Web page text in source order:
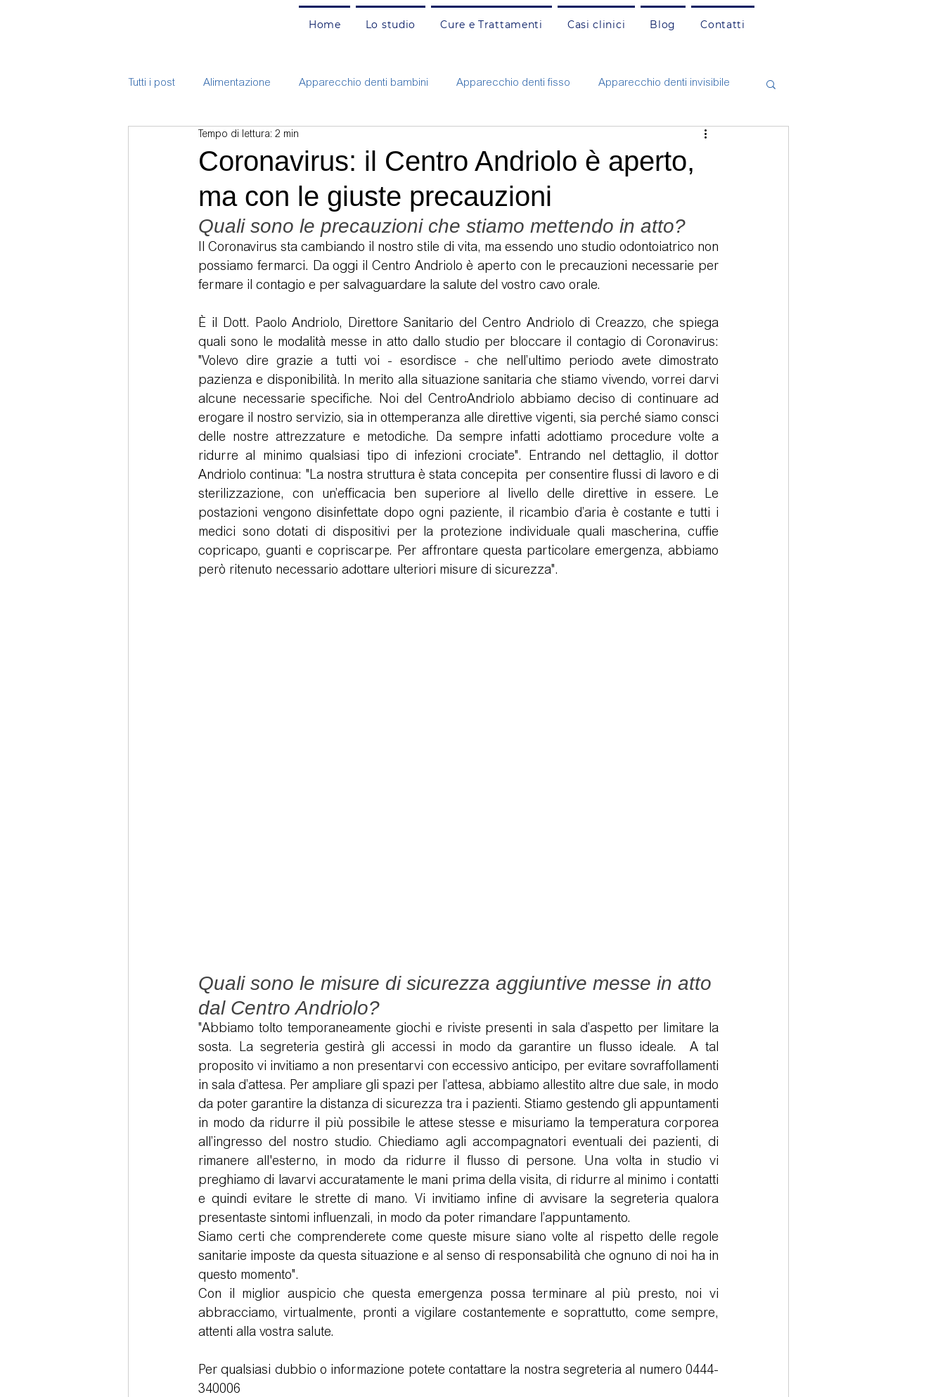
Home Lo studio Cure e Trattamenti Casi clinici Blog Contatti
Tutti i post Alimentazione Apparecchio denti bambini Apparecchio denti fisso Apparecchio denti invisibile
Bite Branding Cefalea
Corsi Endodonzia Faccette estetiche Gengivite e parodontite
Implantologia Mal-occlusione Protesi fissa e mobile Pulizia e prevenzione adulti
Sedazione cosciente Tecnologie Video Testimonianze Visita di controllo Posturologia
Coronavirus: il Centro Andriolo è aperto,
ma con le giuste precauzioni
Tempo di lettura: 2 min
Quali sono le precauzioni che stiamo mettendo in atto?
Il Coronavirus sta cambiando il nostro stile di vita, ma essendo uno studio odontoiatrico non
possiamo fermarci. Da oggi il Centro Andriolo è aperto con le precauzioni necessarie per
fermare il contagio e per salvaguardare la salute del vostro cavo orale.
È il Dott. Paolo Andriolo, Direttore Sanitario del Centro Andriolo di Creazzo, che spiega
quali sono le modalità messe in atto dallo studio per bloccare il contagio di Coronavirus:
"Volevo dire grazie a tutti voi - esordisce - che nell’ultimo periodo avete dimostrato
pazienza e disponibilità. In merito alla situazione sanitaria che stiamo vivendo, vorrei darvi
alcune necessarie specifiche. Noi del CentroAndriolo abbiamo deciso di continuare ad
erogare il nostro servizio, sia in ottemperanza alle direttive vigenti, sia perché siamo consci
delle nostre attrezzature e metodiche. Da sempre infatti adottiamo procedure volte a
ridurre al minimo qualsiasi tipo di infezioni crociate". Entrando nel dettaglio, il dottor
Andriolo continua: "La nostra struttura è stata concepita  per consentire flussi di lavoro e di
sterilizzazione, con un’efficacia ben superiore al livello delle direttive in essere. Le
postazioni vengono disinfettate dopo ogni paziente, il ricambio d’aria è costante e tutti i
medici sono dotati di dispositivi per la protezione individuale quali mascherina, cuffie
copricapo, guanti e copriscarpe. Per affrontare questa particolare emergenza, abbiamo
però ritenuto necessario adottare ulteriori misure di sicurezza".
Quali sono le misure di sicurezza aggiuntive messe in atto
dal Centro Andriolo?
"Abbiamo tolto temporaneamente giochi e riviste presenti in sala d’aspetto per limitare la
sosta. La segreteria gestirà gli accessi in modo da garantire un flusso ideale.  A tal
proposito vi invitiamo a non presentarvi con eccessivo anticipo, per evitare sovraffollamenti
in sala d’attesa. Per ampliare gli spazi per l’attesa, abbiamo allestito altre due sale, in modo
da poter garantire la distanza di sicurezza tra i pazienti. Stiamo gestendo gli appuntamenti
in modo da ridurre il più possibile le attese stesse e misuriamo la temperatura corporea
all’ingresso del nostro studio. Chiediamo agli accompagnatori eventuali dei pazienti, di
rimanere all'esterno, in modo da ridurre il flusso di persone. Una volta in studio vi
preghiamo di lavarvi accuratamente le mani prima della visita, di ridurre al minimo i contatti
e quindi evitare le strette di mano. Vi invitiamo infine di avvisare la segreteria qualora
presentaste sintomi influenzali, in modo da poter rimandare l’appuntamento.
Siamo certi che comprenderete come queste misure siano volte al rispetto delle regole
sanitarie imposte da questa situazione e al senso di responsabilità che ognuno di noi ha in
questo momento".
Con il miglior auspicio che questa emergenza possa terminare al più presto, noi vi
abbracciamo, virtualmente, pronti a vigilare costantemente e soprattutto, come sempre,
attenti alla vostra salute.
Per qualsiasi dubbio o informazione potete contattare la nostra segreteria al numero 0444-
340006